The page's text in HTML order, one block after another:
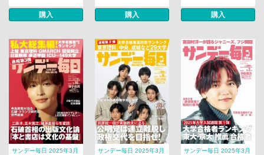
購入 購入 購入
サンデー毎日 2025年3月
サンデー毎日 2025年3月
サンデー毎日 2025年3月